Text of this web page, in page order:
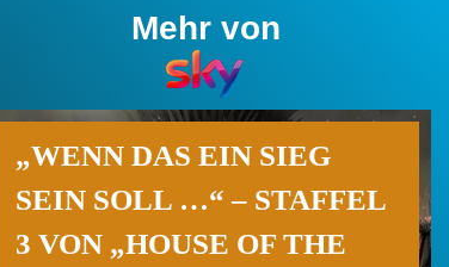
Mehr von
„WENN DAS EIN SIEG
SEIN SOLL …“ – STAFFEL
3 VON „HOUSE OF THE